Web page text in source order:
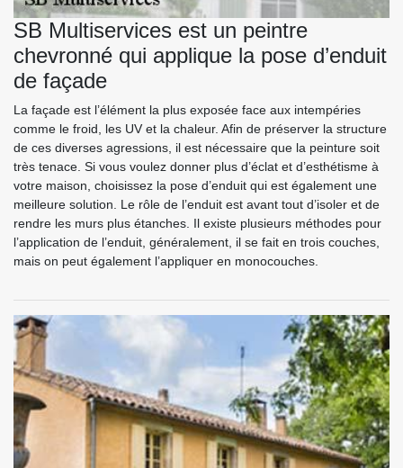
SB Multiservices est un peintre
chevronné qui applique la pose d’enduit
de façade
La façade est l’élément la plus exposée face aux intempéries
comme le froid, les UV et la chaleur. Afin de préserver la structure
de ces diverses agressions, il est nécessaire que la peinture soit
très tenace. Si vous voulez donner plus d’éclat et d’esthétisme à
votre maison, choisissez la pose d’enduit qui est également une
meilleure solution. Le rôle de l’enduit est avant tout d’isoler et de
rendre les murs plus étanches. Il existe plusieurs méthodes pour
l’application de l’enduit, généralement, il se fait en trois couches,
mais on peut également l’appliquer en monocouches.